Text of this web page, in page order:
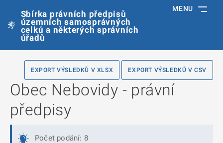
Sbírka právních předpisů
územních samosprávných
celků a některých správních
úřadů
MENU
EXPORT VÝSLEDKŮ V XLSX EXPORT VÝSLEDKŮ V CSV
Obec Nebovidy - právní
předpisy
Počet podání: 8